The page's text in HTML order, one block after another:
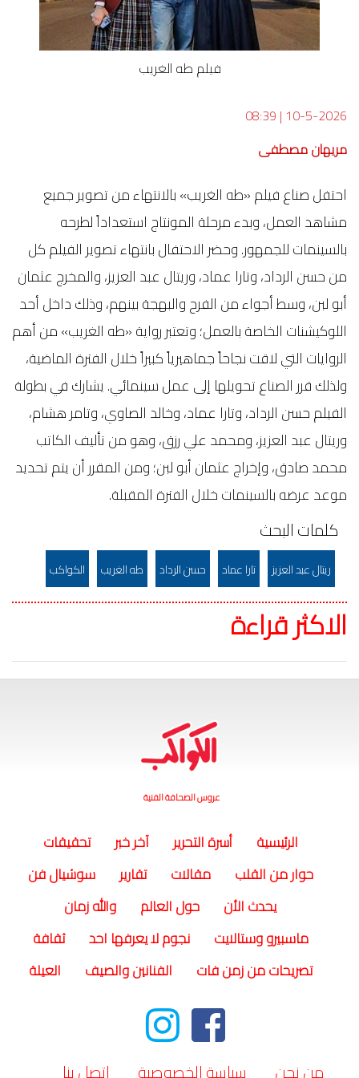
فيلم طه الغريب
10-5-2026
|
08:39
مريهان مصطفى
احتفل صناع فيلم «طه الغريب» بالانتهاء من تصوير جميع
مشاهد العمل، وبدء مرحلة المونتاج استعداداً لطرحه
بالسينمات للجمهور. وحضر الاحتفال بانتهاء تصوير الفيلم كل
من حسن الرداد، وتارا عماد، وريتال عبد العزيز، والمخرج عثمان
أبو لبن، وسط أجواء من الفرح والبهجة بينهم، وذلك داخل أحد
اللوكيشنات الخاصة بالعمل؛ وتعتبر رواية «طه الغريب» من أهم
الروايات التي لاقت نجاحاً جماهيرياً كبيراً خلال الفترة الماضية،
ولذلك قرر الصناع تحويلها إلى عمل سينمائي. يشارك في بطولة
الفيلم حسن الرداد، وتارا عماد، وخالد الصاوي، وتامر هشام،
وريتال عبد العزيز، ومحمد علي رزق، وهو من تأليف الكاتب
محمد صادق، وإخراج عثمان أبو لبن؛ ومن المقرر أن يتم تحديد
موعد عرضه بالسينمات خلال الفترة المقبلة.
كلمات البحث
ريتال عبد العزيز تارا عماد حسن الرداد طه الغريب الكواكب
الاكثر قراءة
عروس الصحافة الفنية
الرئيسية أسرة التحرير آخر خبر
تحقيقات
حوار من القلب
مقالات تقارير
سوشيال فن
يحدث الأن
حول العالم
والله زمان
ماسبيرو وستالايت
نجوم لا يعرفها احد
ثقافة
تصريحات من زمن فات
الفنانين والصيف العيلة
من نحن سياسة الخصوصية اتصل بنا